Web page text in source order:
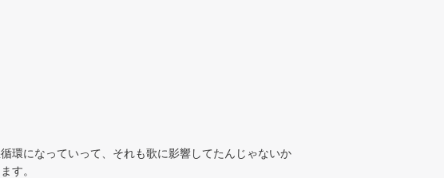
環になっていって、それも歌に影響してたんじゃないか
す。